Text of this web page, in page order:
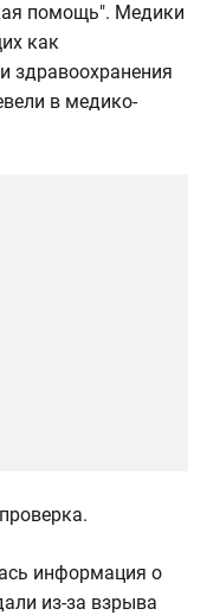
помощь". Медики
как
здравоохранения
в медико-
информация о
из-за взрыва